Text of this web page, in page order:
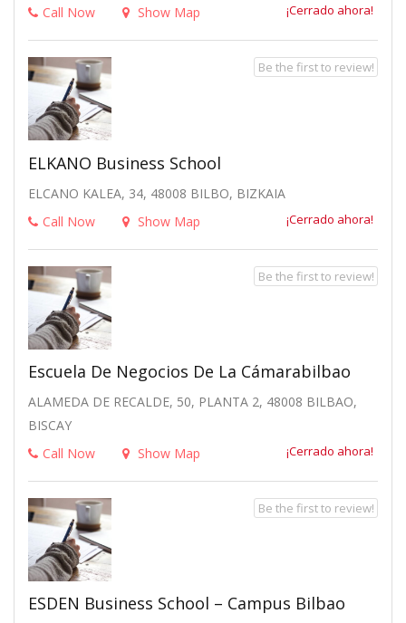
Call Now Show Map ¡Cerrado ahora!
ELKANO Business School
ELCANO KALEA, 34, 48008 BILBO, BIZKAIA
Call Now
Show Map ¡Cerrado ahora!
Be the first to review!
Escuela De Negocios De La Cámarabilbao
ALAMEDA DE RECALDE, 50, PLANTA 2, 48008 BILBAO,
BISCAY
Call Now
Show Map ¡Cerrado ahora!
Be the first to review!
ESDEN Business School – Campus Bilbao
Be the first to review!